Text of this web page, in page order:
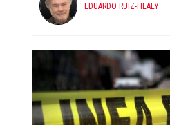
EDUARDO RUIZ-HEALY